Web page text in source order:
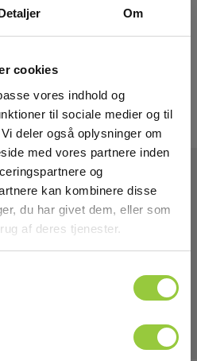
Om
cookies
vores indhold og
til sociale medier og til
deler også oplysninger om
med vores partnere inden
og
kan kombinere disse
du har givet dem, eller som
af deres tjenester.